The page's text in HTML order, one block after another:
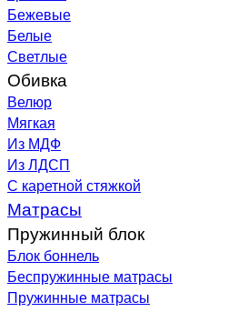
Бежевые
Белые
Светлые
Обивка
Велюр
Мягкая
Из МДФ
Из ЛДСП
С каретной стяжкой
Матрасы
Пружинный блок
Блок боннель
Беспружинные матрасы
Пружинные матрасы